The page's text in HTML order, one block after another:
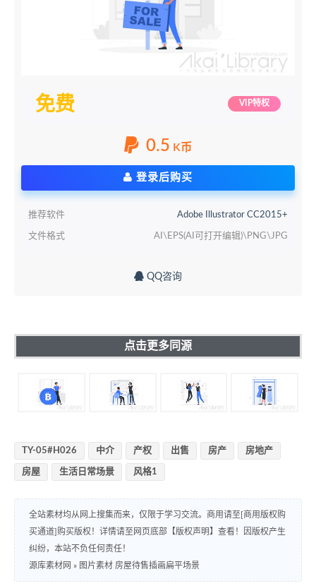
免费 VIP特权
0.5 K币
登录后购买
推荐软件 Adobe Illustrator CC2015+
文件格式 AI\EPS(AI可打开编辑)\PNG\JPG
QQ咨询
点击更多同源
TY-05#H026 中介 产权 出售 房产 房地产
房屋 生活日常场景 风格1
全站素材均从网上搜集而来，仅限于学习交流。商用请至[商用版权购
买通道]购买版权！详情请至网页底部【版权声明】查看！因版权产生
纠纷，本站不负任何责任！
源库素材网 » 图片素材 房屋待售插画扁平场景